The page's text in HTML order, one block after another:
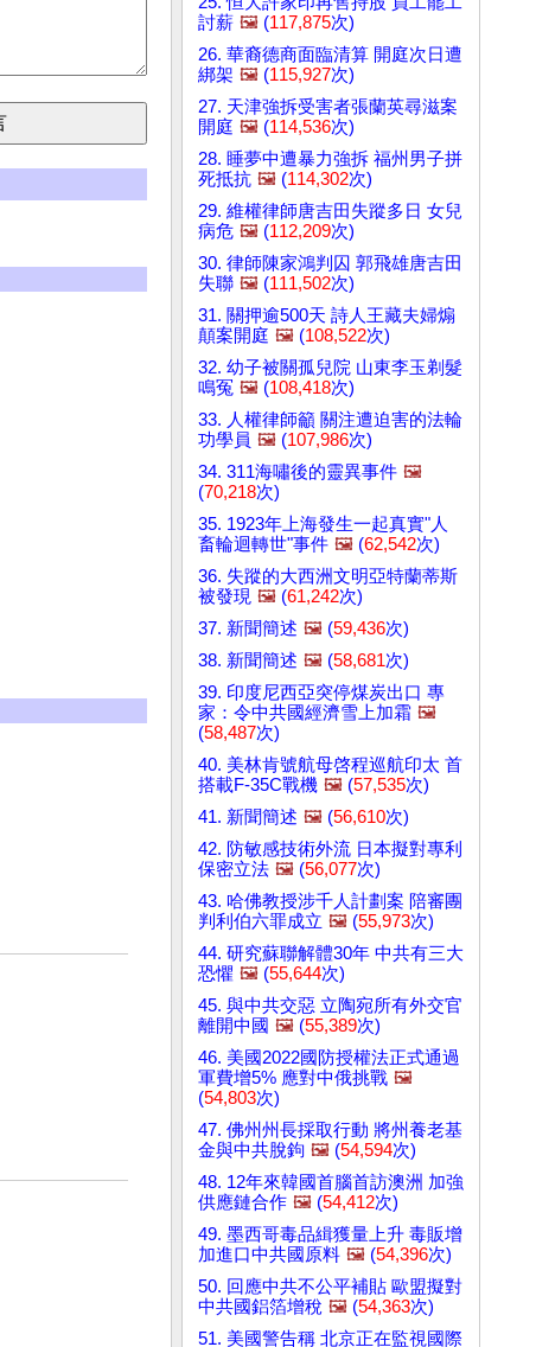
討薪 🖼️ (117,875次)
26. 華裔德商面臨清算 開庭次日遭
綁架 🖼️ (115,927次)
27. 天津強拆受害者張蘭英尋滋案
開庭 🖼️ (114,536次)
28. 睡夢中遭暴力強拆 福州男子拼
死抵抗 🖼️ (114,302次)
29. 維權律師唐吉田失蹤多日 女兒
病危 🖼️ (112,209次)
30. 律師陳家鴻判囚 郭飛雄唐吉田
失聯 🖼️ (111,502次)
31. 關押逾500天 詩人王藏夫婦煽
顛案開庭 🖼️ (108,522次)
32. 幼子被關孤兒院 山東李玉剃髮
鳴冤 🖼️ (108,418次)
33. 人權律師籲 關注遭迫害的法輪
功學員 🖼️ (107,986次)
34. 311海嘯後的靈異事件 🖼️
(70,218次)
35. 1923年上海發生一起真實"人
畜輪迴轉世"事件 🖼️ (62,542次)
36. 失蹤的大西洲文明亞特蘭蒂斯
被發現 🖼️ (61,242次)
37. 新聞簡述 🖼️ (59,436次)
38. 新聞簡述 🖼️ (58,681次)
39. 印度尼西亞突停煤炭出口 專
家：令中共國經濟雪上加霜 🖼️
(58,487次)
40. 美林肯號航母啓程巡航印太 首
搭載F-35C戰機 🖼️ (57,535次)
41. 新聞簡述 🖼️ (56,610次)
42. 防敏感技術外流 日本擬對專利
保密立法 🖼️ (56,077次)
43. 哈佛教授涉千人計劃案 陪審團
判利伯六罪成立 🖼️ (55,973次)
44. 研究蘇聯解體30年 中共有三大
恐懼 🖼️ (55,644次)
45. 與中共交惡 立陶宛所有外交官
離開中國 🖼️ (55,389次)
46. 美國2022國防授權法正式通過
軍費增5% 應對中俄挑戰 🖼️
(54,803次)
47. 佛州州長採取行動 將州養老基
金與中共脫鉤 🖼️ (54,594次)
48. 12年來韓國首腦首訪澳洲 加強
供應鏈合作 🖼️ (54,412次)
49. 墨西哥毒品緝獲量上升 毒販增
加進口中共國原料 🖼️ (54,396次)
50. 回應中共不公平補貼 歐盟擬對
中共國鋁箔增稅 🖼️ (54,363次)
51. 美國警告稱 北京正在監視國際